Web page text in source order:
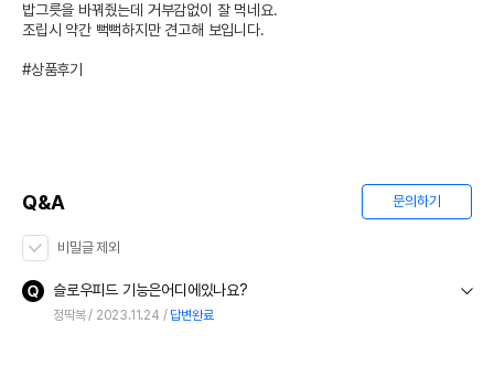
밥그릇을 바꿔줬는데 거부감없이 잘 먹네요.
조립시 약간 뻑뻑하지만 견고해 보입니다.
#상품후기
Q&A 문의하기
비밀글 제외
슬로우피드 기능은어디에있나요?
정딱복 2023.11.24 답변완료